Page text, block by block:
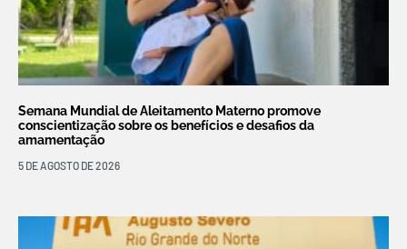
Semana Mundial de Aleitamento Materno promove
conscientização sobre os benefícios e desafios da
amamentação
5 DE AGOSTO DE 2026